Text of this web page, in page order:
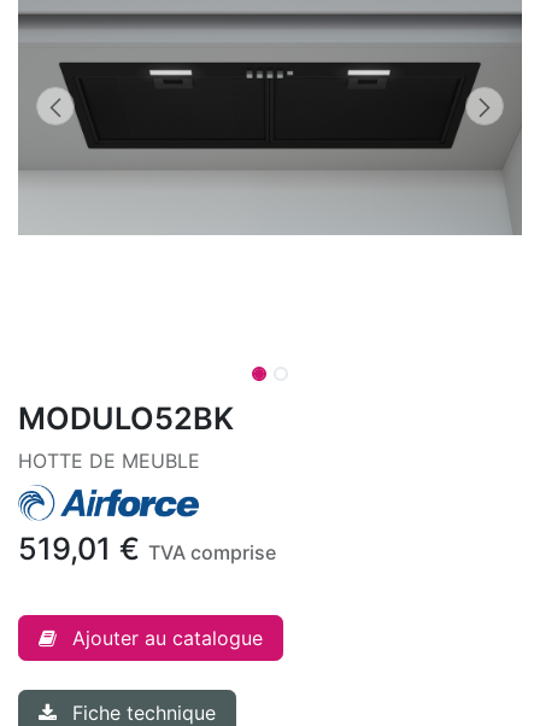
MODULO52BK
HOTTE DE MEUBLE
519,01 € TVA comprise
Ajouter au catalogue
Fiche technique